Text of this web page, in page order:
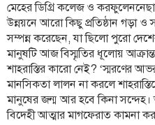
রাজধানী
ইতিহাস
কথা
কয়
ক্যারিয়ার
চাকুরি
মেহের ডিগ্রি কলেজ ও করফুলেননেছা
উন্নয়নে আরো কিছু প্রতিষ্ঠান গড়া ও
সম্পন্ন করেছেন, যা ছিলো পুরো
মানুষটি আজ বিস্মৃতির ধূলোয়
শাহরাস্তির কারো নেই? ‘স্মরণের
মানসিকতা লালন না করলে
মানুষের জন্ম আর হবে কিনা
বিদেহী আত্মার মাগফেরাত কামনা